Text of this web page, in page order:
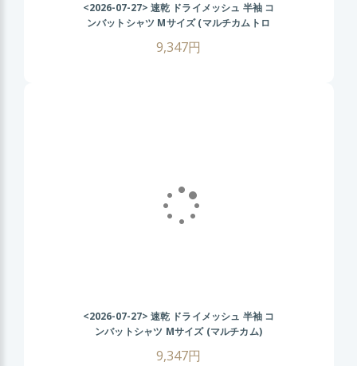
<2026-07-27> 速乾 ドライメッシュ 半袖 コ
ンバットシャツ Mサイズ (マルチカムトロ
ピック) CRYEタイプ タクティカル Tシャツ
ゴルフ ウェア 戦闘服 サバゲー装備 サバイ
9,347円
<2026-07-27> 速乾 ドライメッシュ 半袖 コ
ンバットシャツ Mサイズ (マルチカム)
抜群 戦闘服 サバゲー装備 サバイバルゲーム
9,347円